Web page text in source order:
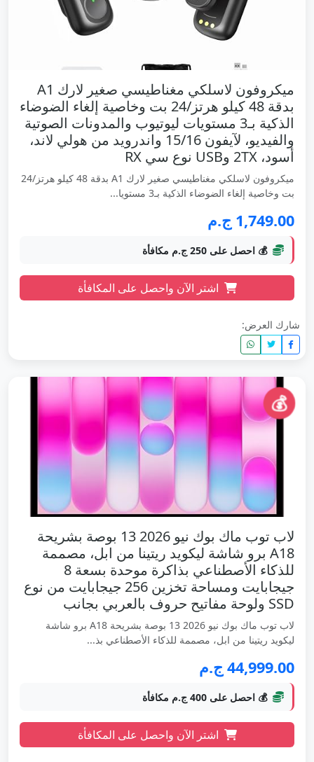
ميكروفون لاسلكي مغناطيسي صغير لارك A1
بدقة 48 كيلو هرتز/24 بت وخاصية إلغاء الضوضاء
الذكية بـ3 مستويات ليوتيوب والمدونات الصوتية
والفيديو، لآيفون 15/16 واندرويد من هولي لاند،
أسود، 2TX وUSB نوع سي RX
ميكروفون لاسلكي مغناطيسي صغير لارك A1 بدقة 48 كيلو هرتز/24
بت وخاصية إلغاء الضوضاء الذكية بـ3 مستويا...
1,749.00 ج.م
💰 احصل على 250 ج.م مكافأة
اشتر الآن واحصل على المكافأة
شارك العرض:
💰
لاب توب ماك بوك نيو 2026 13 بوصة بشريحة
A18 برو شاشة ليكويد ريتينا من ابل، مصممة
للذكاء الأصطناعي بذاكرة موحدة بسعة 8
جيجابايت ومساحة تخزين 256 جيجابايت من نوع
SSD ولوحة مفاتيح حروف بالعربي بجانب
لاب توب ماك بوك نيو 2026 13 بوصة بشريحة A18 برو شاشة
ليكويد ريتينا من ابل، مصممة للذكاء الأصطناعي بذ...
44,999.00 ج.م
💰 احصل على 400 ج.م مكافأة
اشتر الآن واحصل على المكافأة